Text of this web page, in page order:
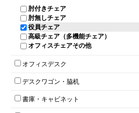
肘付きチェア
肘無しチェア
役員チェア
高級チェア（多機能チェア）
オフィスチェアその他
オフィスデスク
片袖机
フリーアドレスデスク（ベンチデスク）
昇降デスク
デスクワゴン・脇机
インワゴン2段
インワゴン3段
書庫・キャビネット